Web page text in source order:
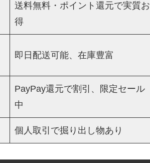
送料無料・ポイント還元で実質お
得
即日配送可能、在庫豊富
PayPay還元で割引、限定セール
中
個人取引で掘り出し物あり